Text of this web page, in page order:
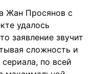
Жан Просянов с
удалось
заявление звучит
сложность и
по всей